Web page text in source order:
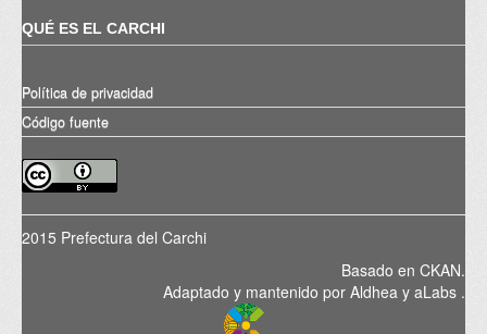
QUÉ ES EL CARCHI
Política de privacidad
Código fuente
2015 Prefectura del Carchi
Basado en CKAN.
Adaptado y mantenido por Aldhea y aLabs .